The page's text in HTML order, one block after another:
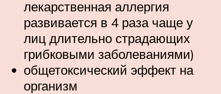
лекарственная аллергия
развивается в 4 раза чаще у
лиц длительно страдающих
грибковыми заболеваниями)
общетоксический эффект на
организм